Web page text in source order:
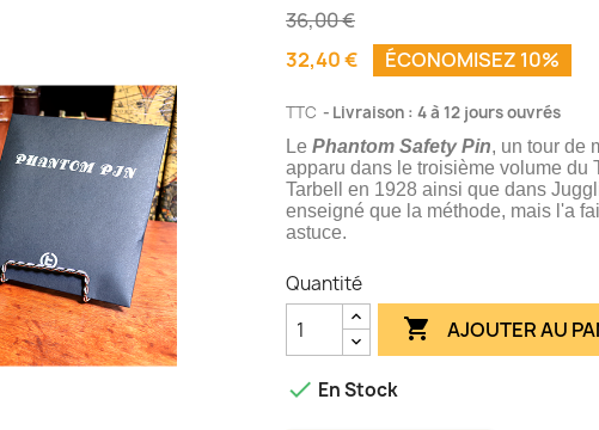
36,00 €
32,40 €
ÉCONOMISEZ 10%
TTC Livraison : 4 à 12 jours ouvrés
Le Phantom Safety Pin, un tour de
apparu dans le troisième volume du
Tarbell en 1928 ainsi que dans
enseigné que la méthode, mais l'a
astuce.
Quantité
 AJOUTER AU
 En Stock